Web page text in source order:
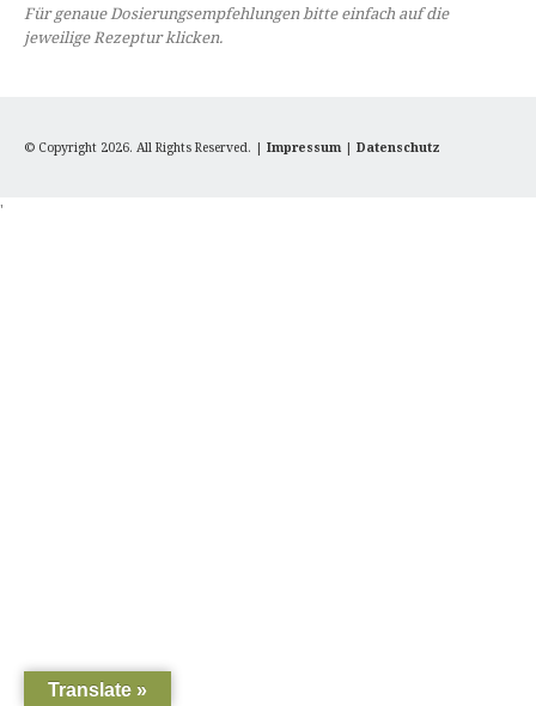
Für genaue Dosierungsempfehlungen bitte einfach auf die
jeweilige Rezeptur klicken.
© Copyright 2026. All Rights Reserved. | Impressum | Datenschutz
'
Translate »